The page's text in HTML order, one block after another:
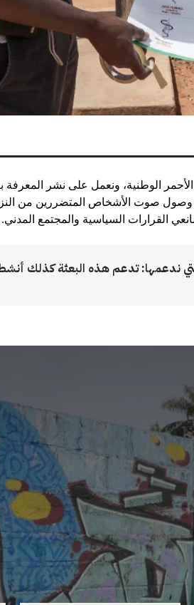
الوطنية، ونعمل على نشر المعرفة
وصول صوت الأشخاص المتضررين من
القرارات السياسية والمجتمع المدني.
ندعمها: تدعم هذه البعثة كذلك